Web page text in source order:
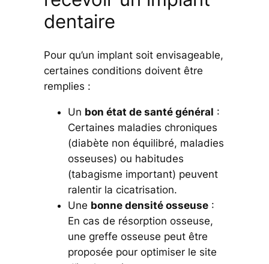
dentaire
Pour qu’un implant soit envisageable,
certaines conditions doivent être
remplies :
Un bon état de santé général :
Certaines maladies chroniques
(diabète non équilibré, maladies
osseuses) ou habitudes
(tabagisme important) peuvent
ralentir la cicatrisation.
Une bonne densité osseuse:
En cas de résorption osseuse,
une greffe osseuse peut être
proposée pour optimiser le site